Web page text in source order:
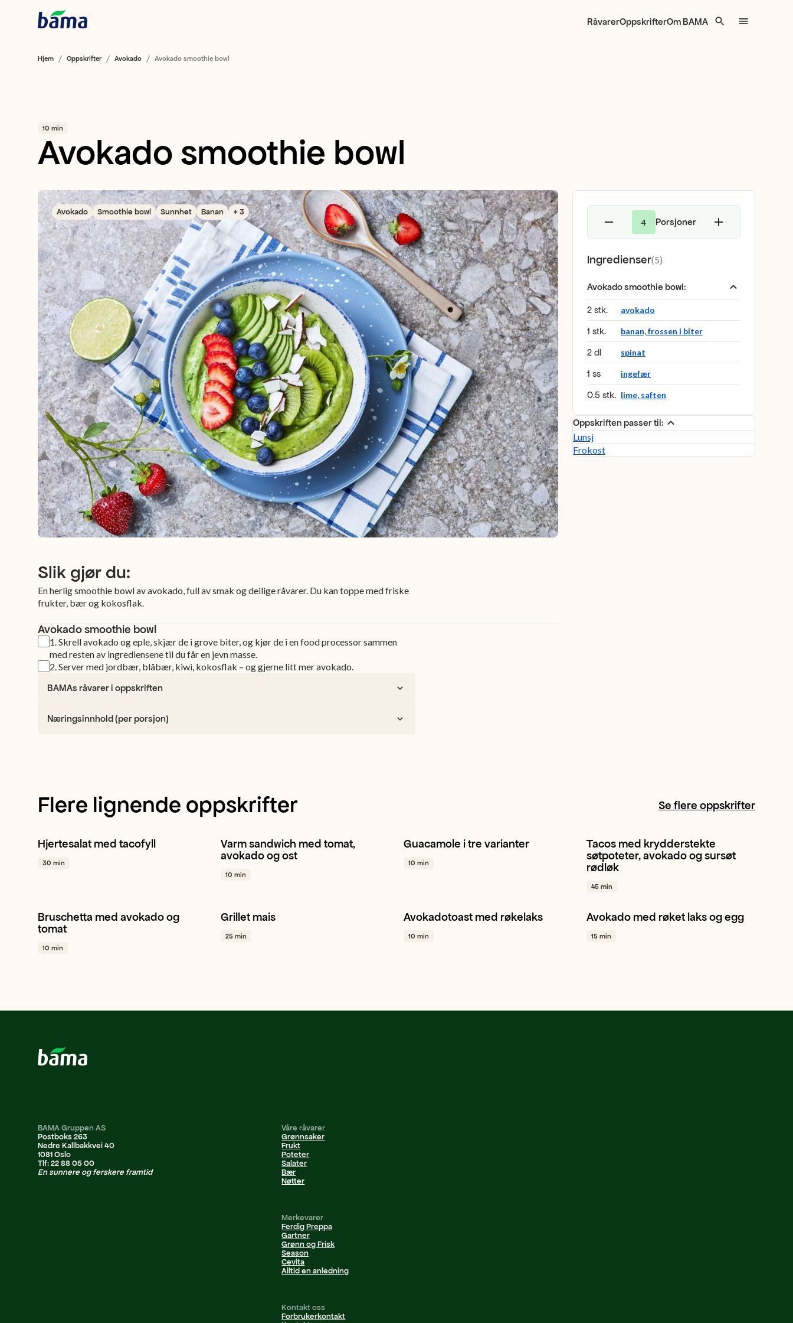
RåvarerOppskrifterOm BAMA
Hjem Oppskrifter Avokado Avokado smoothie bowl
10 min
Avokado smoothie bowl
Avokado Smoothie bowl Sunnhet Banan + 3
Slik gjør du:
En herlig smoothie bowl av avokado, full av smak og deilige råvarer. Du kan toppe med friske
frukter, bær og kokosflak.
Avokado smoothie bowl
1.Skrell avokado og eple, skjær de i grove biter, og kjør de i en food processor sammen
med resten av ingrediensene til du får en jevn masse.
2.Server med jordbær, blåbær, kiwi, kokosflak – og gjerne litt mer avokado.
BAMAs råvarer i oppskriften
Næringsinnhold (per porsjon)
4 Porsjoner
Ingredienser(5)
Avokado smoothie bowl:
2 stk. avokado
1 stk. banan, frossen i biter
2 dl spinat
1 ss ingefær
0.5 stk. lime, saften
Oppskriften passer til:
Lunsj
Frokost
Flere lignende oppskrifter Se flere oppskrifter
Hjertesalat Mango Avokado
Hjertesalat med tacofyll
30 min
Plommetomat Avokado Lunsj
Varm sandwich med tomat,
avokado og ost
10 min
Avokado Lime Hvitløk + 1
Guacamole i tre varianter
10 min
Søtpotet Avokado Rødløk
Tacos med krydderstekte
søtpoteter, avokado og sursøt
rødløk
45 min
Tomat Hvitløk Avokado + 1
Bruschetta med avokado og
tomat
10 min
Mais Avokado
Grillet mais
25 min
Avokado Granateple Lunsj + 1
Avokadotoast med røkelaks
10 min
Avokado Gressløk Lunsj + 1
Avokado med røket laks og egg
15 min
BAMA Gruppen AS
Postboks 263
Nedre Kallbakkvei 40
1081 Oslo
Tlf: 22 88 05 00
En sunnere og ferskere framtid
Våre råvarer
Grønnsaker
Frukt
Poteter
Salater
Bær
Nøtter
Merkevarer
Ferdig Preppa
Gartner
Grønn og Frisk
Season
Cevita
Alltid en anledning
Kontakt oss
Forbrukerkontakt